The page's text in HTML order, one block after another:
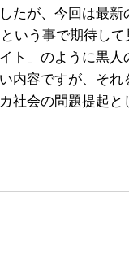
たが、今回は最新
いう事で期待し
ト」のように黒
内容ですが、そ
社会の問題提起